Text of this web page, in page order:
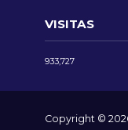
VISITAS
933,727
Copyright ©